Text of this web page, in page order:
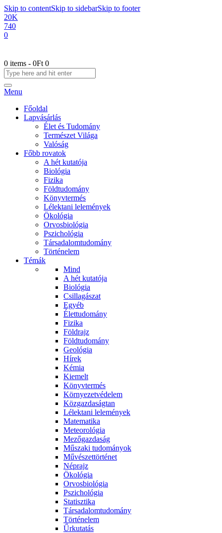
Skip to contentSkip to sidebarSkip to footer
20K
740
0
0 items - 0Ft 0
Menu
Főoldal
Lapvásárlás
Élet és Tudomány
Természet Világa
Valóság
Főbb rovatok
A hét kutatója
Biológia
Fizika
Földtudomány
Könyvtermés
Lélektani lelemények
Ökológia
Orvosbiológia
Pszichológia
Társadalomtudomány
Történelem
Témák
Mind
A hét kutatója
Biológia
Csillagászat
Egyéb
Élettudomány
Fizika
Földrajz
Földtudomány
Geológia
Hírek
Kémia
Kiemelt
Könyvtermés
Környezetvédelem
Közgazdaságtan
Lélektani lelemények
Matematika
Meteorológia
Mezőgazdaság
Műszaki tudományok
Művészettörténet
Néprajz
Ökológia
Orvosbiológia
Pszichológia
Statisztika
Társadalomtudomány
Történelem
Űrkutatás